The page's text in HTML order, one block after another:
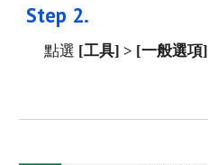
Step 2.
點選 [工具] > [一般選項]